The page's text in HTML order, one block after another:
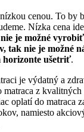
cenou. To by
Nízka cena
je možné
tak nie je možné
horizonte ušetriť.
je výdatný a
z
oplatí do matraca
namiesto